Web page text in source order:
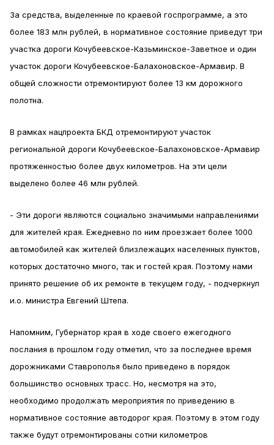
За средства, выделенные по краевой госпрограмме, а это
более 183 млн рублей, в нормативное состояние приведут три
участка дороги Кочубеевское-Казьминское-Заветное и один
участок дороги Кочубеевское-Балахоновское-Армавир. В
общей сложности отремонтируют более 13 км дорожного
полотна.
В рамках нацпроекта БКД отремонтируют участок
региональной дороги Кочубеевское-Балахоновское-Армавир
протяженностью более двух километров. На эти цели
выделено более 46 млн рублей.
- Эти дороги являются социально значимыми направлениями
для жителей края. Ежедневно по ним проезжает более 1000
автомобилей как жителей близлежащих населенных пунктов,
которых достаточно много, так и гостей края. Поэтому нами
принято решение об их ремонте в текущем году, - подчеркнул
и.о. министра Евгений Штепа.
Напомним, Губернатор края в ходе своего ежегодного
послания в прошлом году отметил, что за последнее время
дорожниками Ставрополья было приведено в порядок
большинство основных трасс. Но, несмотря на это,
необходимо продолжать мероприятия по приведению в
нормативное состояние автодорог края. Поэтому в этом году
также будут отремонтированы сотни километров